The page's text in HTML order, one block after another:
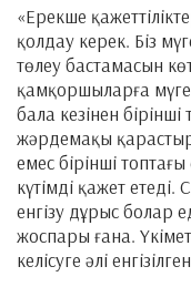
«Ерекше
қолдау керек. Біз
төлеу бастамасын
қамқоршыларға
бала кезінен
жәрдемақы
емес бірінші
күтімді қажет
енгізу дұрыс болар
жоспары ғана.
келісуге әлі